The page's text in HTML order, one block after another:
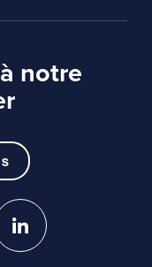
notre